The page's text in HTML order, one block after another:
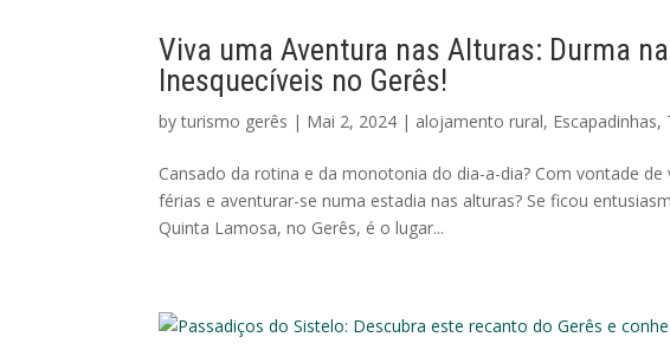
Viva uma Aventura nas Alturas: Durma
Inesquecíveis no Gerês!
byturismo gerês | Mai 2, 2024 | alojamento rural, Escapadinhas,
Cansado da rotina e da monotonia do dia-a-dia? Com vontade
férias e aventurar-se numa estadia nas alturas? Se ficou
Quinta Lamosa, no Gerês, é o lugar...